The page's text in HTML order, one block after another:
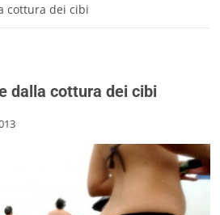
cottura dei cibi
dalla cottura dei cibi